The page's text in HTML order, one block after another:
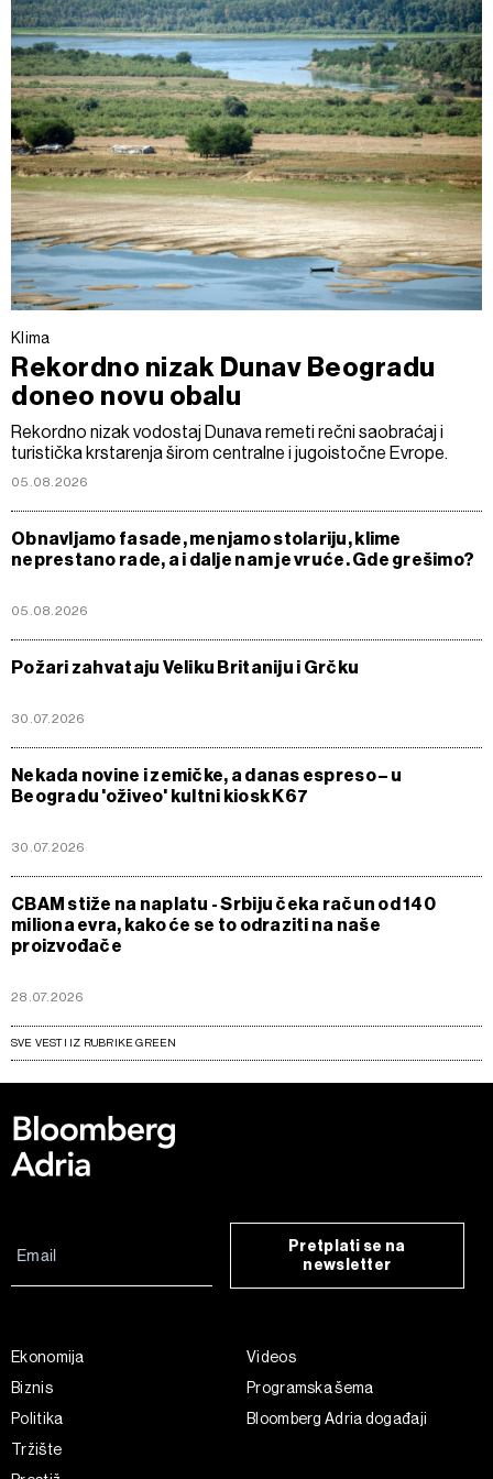
Klima
Rekordno nizak Dunav Beogradu
doneo novu obalu
Rekordno nizak vodostaj Dunava remeti rečni saobraćaj i
turistička krstarenja širom centralne i jugoistočne Evrope.
05.08.2026
Obnavljamo fasade, menjamo stolariju, klime
neprestano rade, a i dalje nam je vruće. Gde grešimo?
05.08.2026
Požari zahvataju Veliku Britaniju i Grčku
30.07.2026
Nekada novine i zemičke, a danas espreso – u
Beogradu 'oživeo' kultni kiosk K67
30.07.2026
CBAM stiže na naplatu - Srbiju čeka račun od 140
miliona evra, kako će se to odraziti na naše
proizvođače
28.07.2026
SVE VESTI IZ RUBRIKE GREEN
Pretplati se na
newsletter
Ekonomija
Biznis
Politika
Tržište
Videos
Programska šema
Bloomberg Adria događaji